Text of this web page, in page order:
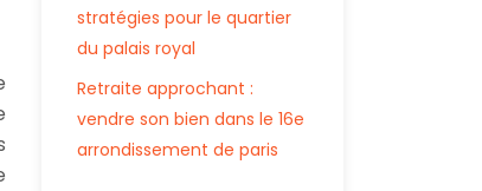
stratégies pour le quartier
du palais royal
Retraite approchant :
vendre son bien dans le 16e
arrondissement de paris